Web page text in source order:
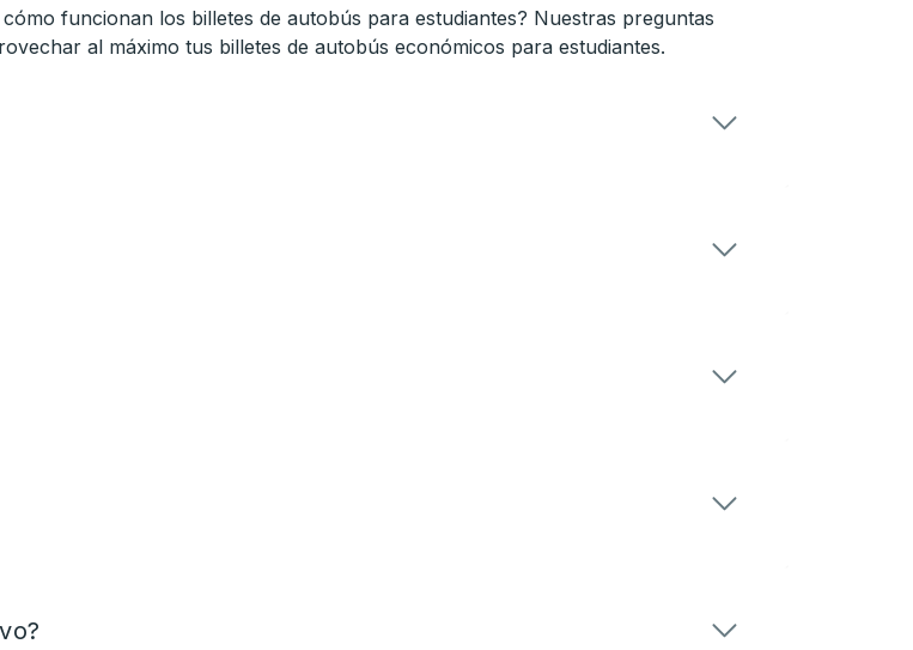
funcionan los billetes de autobús para estudiantes? Nuestras preguntas
al máximo tus billetes de autobús económicos para estudiantes.